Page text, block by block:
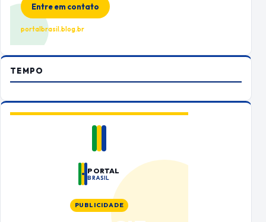
Entre em contato
portalbrasil.blog.br
TEMPO
PORTAL
BRASIL
PUBLICIDADE